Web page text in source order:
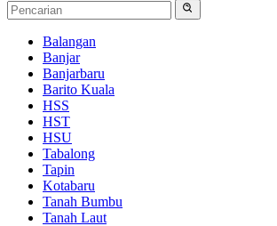
Balangan
Banjar
Banjarbaru
Barito Kuala
HSS
HST
HSU
Tabalong
Tapin
Kotabaru
Tanah Bumbu
Tanah Laut